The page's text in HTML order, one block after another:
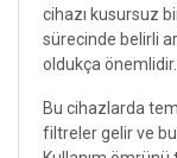
cihazı kusursuz
sürecinde belirli
oldukça önemlidir.
Bu cihazlarda
filtreler gelir ve